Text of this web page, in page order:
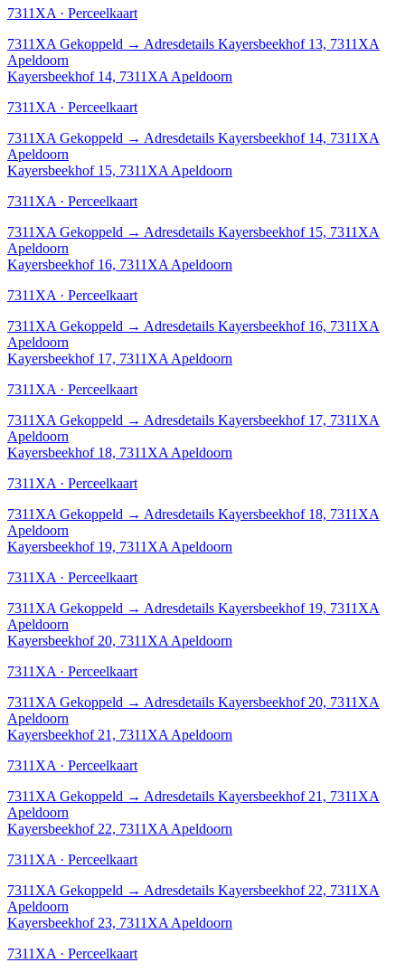
7311XA · Perceelkaart
7311XA Gekoppeld → Adresdetails Kayersbeekhof 13, 7311XA
Apeldoorn
Kayersbeekhof 14, 7311XA Apeldoorn
7311XA · Perceelkaart
7311XA Gekoppeld → Adresdetails Kayersbeekhof 14, 7311XA
Apeldoorn
Kayersbeekhof 15, 7311XA Apeldoorn
7311XA · Perceelkaart
7311XA Gekoppeld → Adresdetails Kayersbeekhof 15, 7311XA
Apeldoorn
Kayersbeekhof 16, 7311XA Apeldoorn
7311XA · Perceelkaart
7311XA Gekoppeld → Adresdetails Kayersbeekhof 16, 7311XA
Apeldoorn
Kayersbeekhof 17, 7311XA Apeldoorn
7311XA · Perceelkaart
7311XA Gekoppeld → Adresdetails Kayersbeekhof 17, 7311XA
Apeldoorn
Kayersbeekhof 18, 7311XA Apeldoorn
7311XA · Perceelkaart
7311XA Gekoppeld → Adresdetails Kayersbeekhof 18, 7311XA
Apeldoorn
Kayersbeekhof 19, 7311XA Apeldoorn
7311XA · Perceelkaart
7311XA Gekoppeld → Adresdetails Kayersbeekhof 19, 7311XA
Apeldoorn
Kayersbeekhof 20, 7311XA Apeldoorn
7311XA · Perceelkaart
7311XA Gekoppeld → Adresdetails Kayersbeekhof 20, 7311XA
Apeldoorn
Kayersbeekhof 21, 7311XA Apeldoorn
7311XA · Perceelkaart
7311XA Gekoppeld → Adresdetails Kayersbeekhof 21, 7311XA
Apeldoorn
Kayersbeekhof 22, 7311XA Apeldoorn
7311XA · Perceelkaart
7311XA Gekoppeld → Adresdetails Kayersbeekhof 22, 7311XA
Apeldoorn
Kayersbeekhof 23, 7311XA Apeldoorn
7311XA · Perceelkaart